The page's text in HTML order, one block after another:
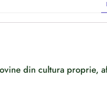
din cultura